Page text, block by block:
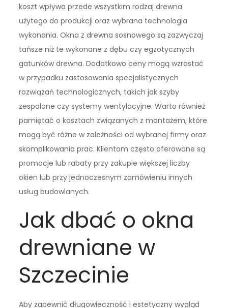
koszt wpływa przede wszystkim rodzaj drewna
użytego do produkcji oraz wybrana technologia
wykonania. Okna z drewna sosnowego są zazwyczaj
tańsze niż te wykonane z dębu czy egzotycznych
gatunków drewna. Dodatkowo ceny mogą wzrastać
w przypadku zastosowania specjalistycznych
rozwiązań technologicznych, takich jak szyby
zespolone czy systemy wentylacyjne. Warto również
pamiętać o kosztach związanych z montażem, które
mogą być różne w zależności od wybranej firmy oraz
skomplikowania prac. Klientom często oferowane są
promocje lub rabaty przy zakupie większej liczby
okien lub przy jednoczesnym zamówieniu innych
usług budowlanych.
Jak dbać o okna
drewniane w
Szczecinie
Aby zapewnić długowieczność i estetyczny wygląd